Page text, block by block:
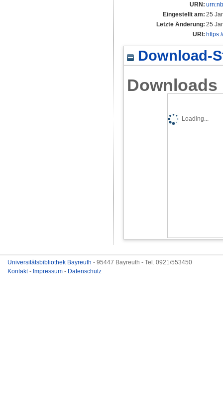
URN:
Eingestellt am: 25
Letzte Änderung: 25
URI:
Download-
Downloads
Loading...
Universitätsbibliothek Bayreuth - 95447 Bayreuth - Tel. 0921/553450
Kontakt- Impressum - Datenschutz